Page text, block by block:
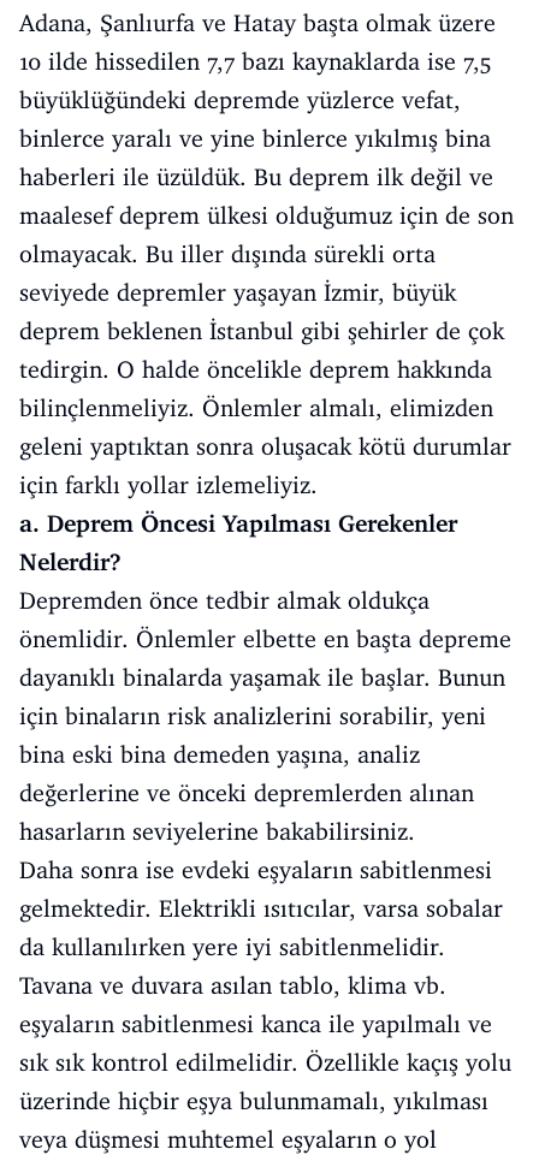
Adana, Şanlıurfa ve Hatay başta olmak üzere
10 ilde hissedilen 7,7 bazı kaynaklarda ise 7,5
büyüklüğündeki depremde yüzlerce vefat,
binlerce yaralı ve yine binlerce yıkılmış bina
haberleri ile üzüldük. Bu deprem ilk değil ve
maalesef deprem ülkesi olduğumuz için de son
olmayacak. Bu iller dışında sürekli orta
seviyede depremler yaşayan İzmir, büyük
deprem beklenen İstanbul gibi şehirler de çok
tedirgin. O halde öncelikle deprem hakkında
bilinçlenmeliyiz. Önlemler almalı, elimizden
geleni yaptıktan sonra oluşacak kötü durumlar
için farklı yollar izlemeliyiz.
a. Deprem Öncesi Yapılması Gerekenler
Nelerdir?
Depremden önce tedbir almak oldukça
önemlidir. Önlemler elbette en başta depreme
dayanıklı binalarda yaşamak ile başlar. Bunun
için binaların risk analizlerini sorabilir, yeni
bina eski bina demeden yaşına, analiz
değerlerine ve önceki depremlerden alınan
hasarların seviyelerine bakabilirsiniz.
Daha sonra ise evdeki eşyaların sabitlenmesi
gelmektedir. Elektrikli ısıtıcılar, varsa sobalar
da kullanılırken yere iyi sabitlenmelidir.
Tavana ve duvara asılan tablo, klima vb.
eşyaların sabitlenmesi kanca ile yapılmalı ve
sık sık kontrol edilmelidir. Özellikle kaçış yolu
üzerinde hiçbir eşya bulunmamalı, yıkılması
veya düşmesi muhtemel eşyaların o yol